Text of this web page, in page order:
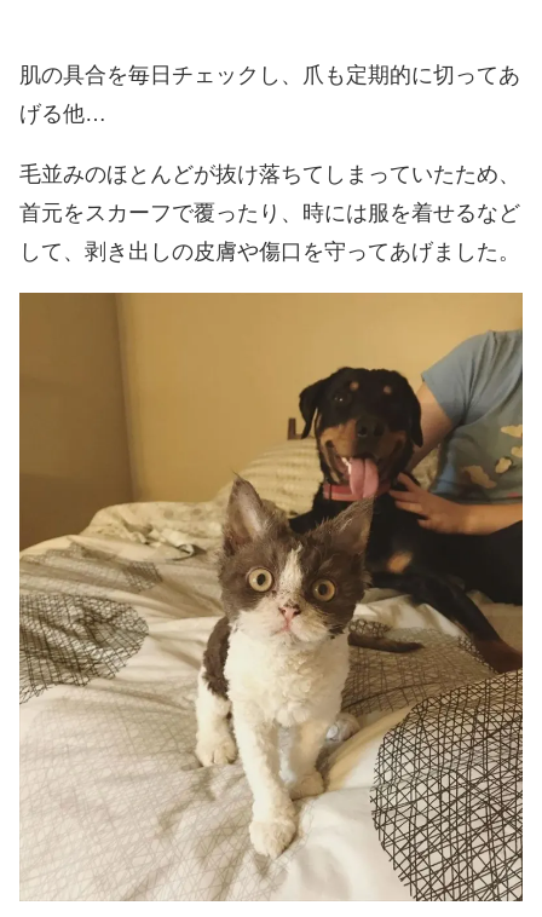
肌の具合を毎日チェックし、爪も定期的に切ってあ
げる他…
毛並みのほとんどが抜け落ちてしまっていたため、
首元をスカーフで覆ったり、時には服を着せるなど
して、剥き出しの皮膚や傷口を守ってあげました。